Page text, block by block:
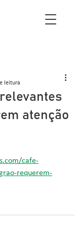
atenção
leitura
cafe-
requerem-